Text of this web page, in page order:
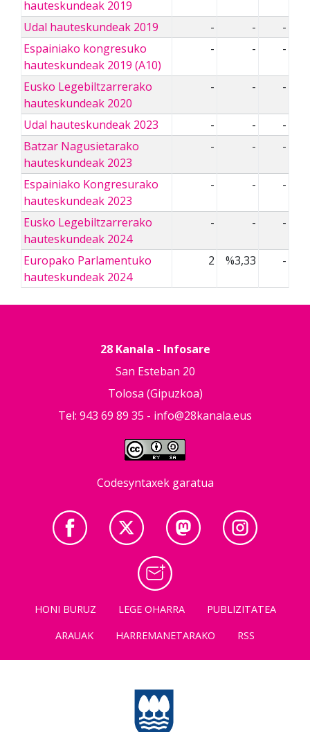
hauteskundeak 2019
Udal hauteskundeak 2019 - -
-
Espainiako kongresuko
hauteskundeak 2019 (A10)
- - -
Eusko Legebiltzarrerako
hauteskundeak 2020
- - -
Udal hauteskundeak 2023 - -
-
Batzar Nagusietarako
hauteskundeak 2023
- - -
Espainiako Kongresurako
hauteskundeak 2023
- - -
Eusko Legebiltzarrerako
hauteskundeak 2024
- - -
Europako Parlamentuko
hauteskundeak 2024
2 %3,33 -
28 Kanala - Infosare
San Esteban 20
Tolosa (Gipuzkoa)
Tel: 943 69 89 35 - info@28kanala.eus
Codesyntaxek garatua
HONI BURUZ LEGE OHARRA
PUBLIZITATEA
ARAUAK
HARREMANETARAKO RSS